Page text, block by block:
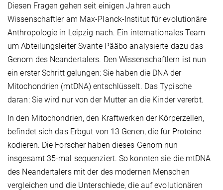
Diesen Fragen gehen seit einigen Jahren auch
Wissenschaftler am Max-Planck-Institut für evolutionäre
Anthropologie in Leipzig nach. Ein internationales Team
um Abteilungsleiter Svante Pääbo analysierte dazu das
Genom des Neandertalers. Den Wissenschaftlern ist nun
ein erster Schritt gelungen: Sie haben die DNA der
Mitochondrien (mtDNA) entschlüsselt. Das Typische
daran: Sie wird nur von der Mutter an die Kinder vererbt.
In den Mitochondrien, den Kraftwerken der Körperzellen,
befindet sich das Erbgut von 13 Genen, die für Proteine
kodieren. Die Forscher haben dieses Genom nun
insgesamt 35-mal sequenziert. So konnten sie die mtDNA
des Neandertalers mit der des modernen Menschen
vergleichen und die Unterschiede, die auf evolutionären